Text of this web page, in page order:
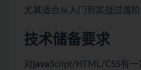
尤其适合从入门到实战过渡
技术储备要求
对javaScript/HTML/CSS有一